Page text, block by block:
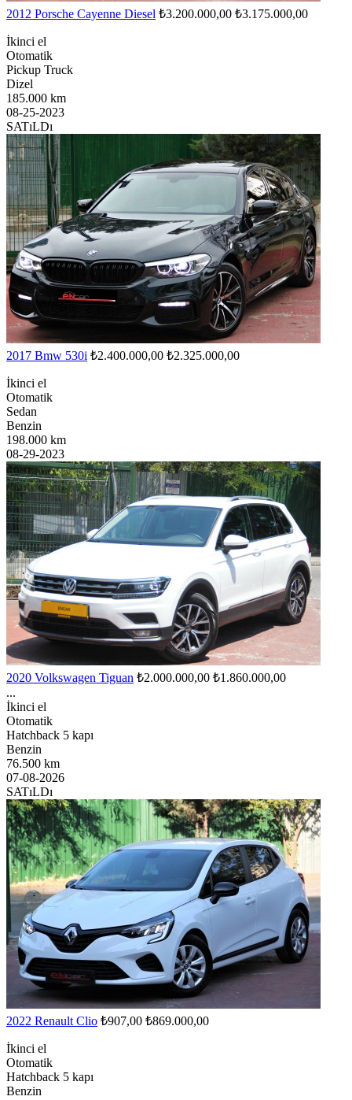
2012 Porsche Cayenne Diesel ₺3.200.000,00 ₺3.175.000,00
İkinci el
Otomatik
Pickup Truck
Dizel
185.000 km
08-25-2023
SATıLDı
2017 Bmw 530i ₺2.400.000,00 ₺2.325.000,00
İkinci el
Otomatik
Sedan
Benzin
198.000 km
08-29-2023
2020 Volkswagen Tiguan ₺2.000.000,00 ₺1.860.000,00
...
İkinci el
Otomatik
Hatchback 5 kapı
Benzin
76.500 km
07-08-2026
SATıLDı
2022 Renault Clio ₺907,00 ₺869.000,00
İkinci el
Otomatik
Hatchback 5 kapı
Benzin